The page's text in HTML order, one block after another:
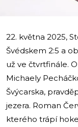
22. května 2025,
Švédskem 2:5 a
už ve čtvrtfinále.
Michaely
Švýcarska,
jezera. Roman
kterého trápí